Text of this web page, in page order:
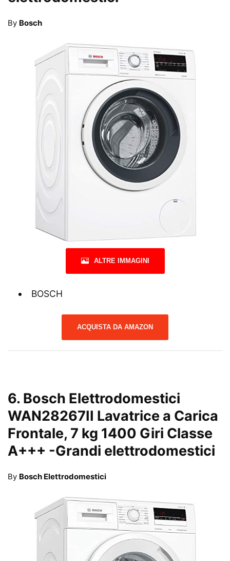
By Bosch
ALTRE IMMAGINI
BOSCH
ACQUISTA DA AMAZON
6. Bosch Elettrodomestici
WAN28267II Lavatrice a Carica
Frontale, 7 kg 1400 Giri Classe
A+++ -Grandi elettrodomestici
By Bosch Elettrodomestici